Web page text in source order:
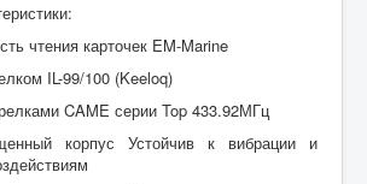
чтения карточек EM-Marine
IL-99/100 (Keeloq)
CAME серии Top 433.92МГц
корпус Устойчив к вибрации и